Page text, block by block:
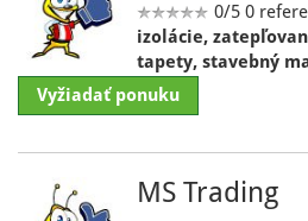
0/5 0
izolácie,
tapety, stavebný
Vyžiadať ponuku
MS Trading